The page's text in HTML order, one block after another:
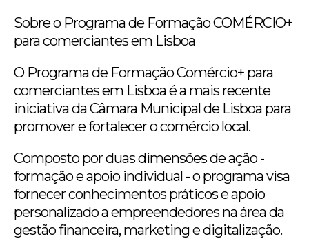
Sobre o Programa de Formação COMÉRCIO+
para comerciantes em Lisboa
O Programa de Formação Comércio+ para
comerciantes em Lisboa é a mais recente
iniciativa da Câmara Municipal de Lisboa para
promover e fortalecer o comércio local.
Composto por duas dimensões de ação -
formação e apoio individual - o programa visa
fornecer conhecimentos práticos e apoio
personalizado a empreendedores na área da
gestão financeira, marketing e digitalização.